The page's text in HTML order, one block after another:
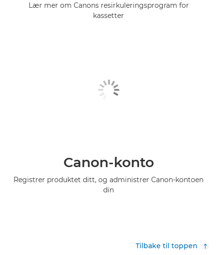
Lær mer om Canons resirkuleringsprogram for
kassetter
Canon-konto
Registrer produktet ditt, og administrer Canon-kontoen
din
Tilbake til toppen